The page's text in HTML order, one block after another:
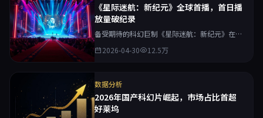
《星际迷航：新纪元》全球首播，首日播
放量破纪录
备受期待的科幻巨制《星际迷航：新纪元》在莉
下平台新纪录。
2026-04-30 12.5万
数据分析
2026年国产科幻片崛起，市场占比首超
好莱坞